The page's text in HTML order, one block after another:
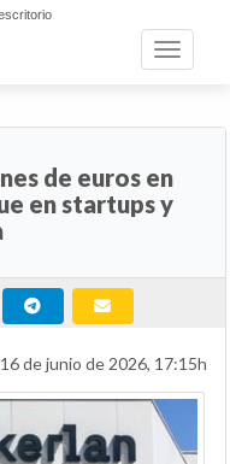
Toggle
de euros en
en startups y
16 de junio de 2026, 17:15h